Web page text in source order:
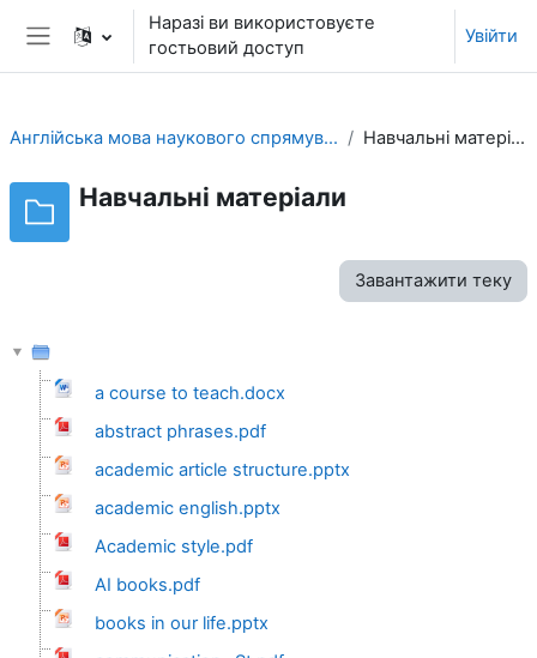
Перейти до головного вмісту
Бокова панель
Наразі ви використовуєте
гостьовий доступ
Увійти
Англійська мова наукового спрямування Навчальні матеріали
Навчальні матеріали
Завантажити теку
а course to teach.docx
abstract phrases.pdf
academic article structure.pptx
academic english.pptx
Academic style.pdf
AI books.pdf
books in our life.pptx